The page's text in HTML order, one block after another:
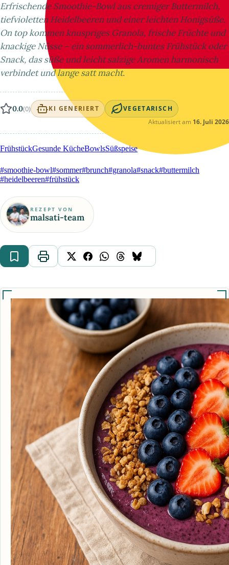
Erfrischende Smoothie-Bowl aus cremiger Buttermilch,
tiefvioletten Heidelbeeren und einer leichten Honigsüße.
On top kommen knuspriges Granola, frische Früchte und
knackige Nüsse – ein sommerlich-buntes Frühstück oder
Snack, das süße und leicht salzige Aromen harmonisch
verbindet und lange satt macht.
0.0(0) KI GENERIERT VEGETARISCH
Aktualisiert am 16. Juli 2026
FrühstückGesunde KücheBowlsSüßspeise
#smoothie-bowl#sommer#brunch#granola#snack#buttermilch
#heidelbeeren#frühstück
REZEPT VON
malsati-team